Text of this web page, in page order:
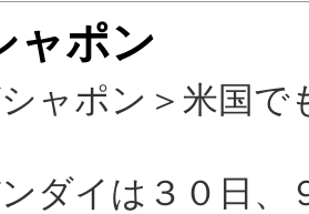
ャポン
シャポン＞米国
ダイは３０日、